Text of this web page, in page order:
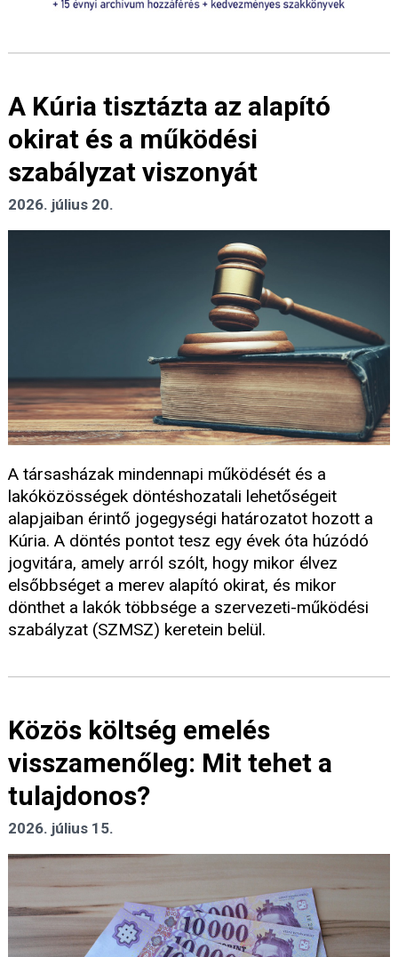
A Kúria tisztázta az alapító
okirat és a működési
szabályzat viszonyát
2026. július 20.
A társasházak mindennapi működését és a
lakóközösségek döntéshozatali lehetőségeit
alapjaiban érintő jogegységi határozatot hozott a
Kúria. A döntés pontot tesz egy évek óta húzódó
jogvitára, amely arról szólt, hogy mikor élvez
elsőbbséget a merev alapító okirat, és mikor
dönthet a lakók többsége a szervezeti-működési
szabályzat (SZMSZ) keretein belül.
Közös költség emelés
visszamenőleg: Mit tehet a
tulajdonos?
2026. július 15.